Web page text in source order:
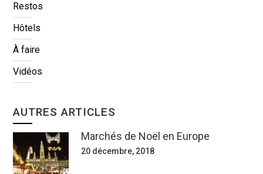
Restos
Hôtels
À faire
Vidéos
AUTRES ARTICLES
Marchés de Noël en Europe
20 décembre, 2018